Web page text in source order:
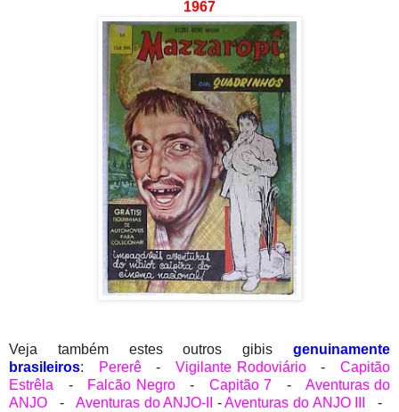
1967
Veja também estes outros gibis genuinamente
brasileiros: Pererê-Vigilante Rodoviário- Capitão
Estrêla - Falcão Negro- Capitão 7 - Aventuras do
ANJO - Aventuras do ANJO-II -Aventuras do ANJO III
-